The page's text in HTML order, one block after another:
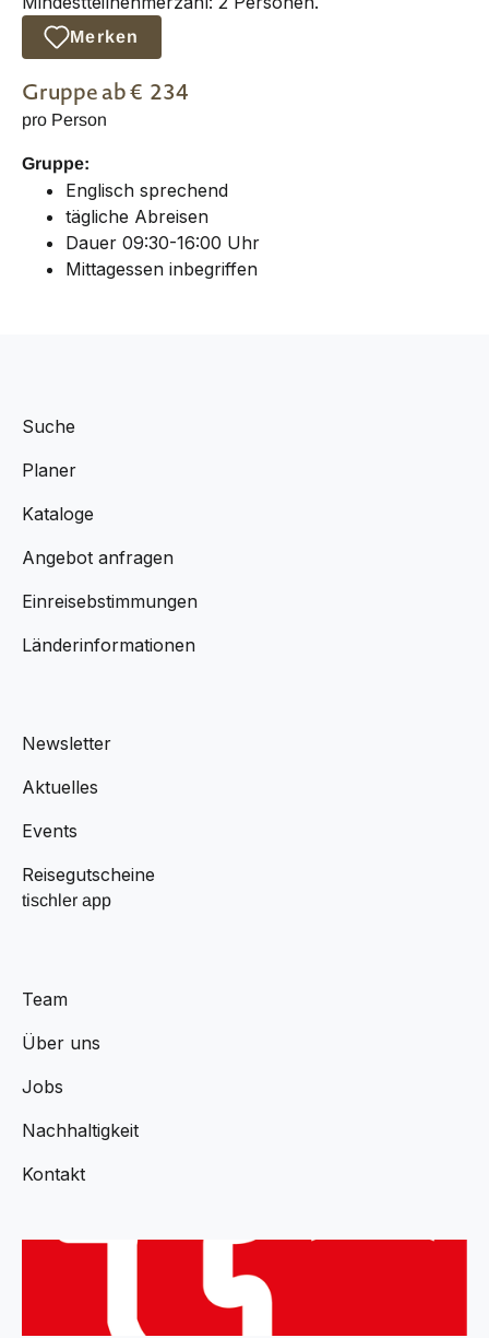
Merken
Gruppeab € 234
pro Person
Gruppe:
Englisch sprechend
tägliche Abreisen
Dauer 09:30-16:00 Uhr
Mittagessen inbegriffen
Suche
Planer
Kataloge
Angebot anfragen
Einreisebstimmungen
Länderinformationen
Newsletter
Aktuelles
Events
Reisegutscheine
tischler app
Team
Über uns
Jobs
Nachhaltigkeit
Kontakt